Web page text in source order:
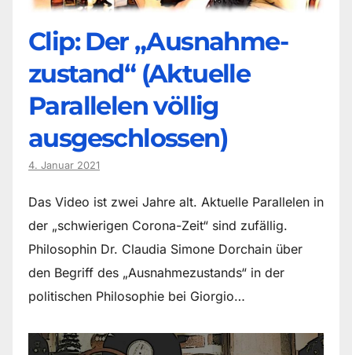
Clip: Der „Ausnahme-
zustand“ (Aktuelle
Parallelen völlig
ausgeschlossen)
4. Januar 2021
Das Video ist zwei Jahre alt. Aktuelle Parallelen in
der „schwierigen Corona-Zeit“ sind zufällig.
Philosophin Dr. Claudia Simone Dorchain über
den Begriff des „Ausnahmezustands“ in der
politischen Philosophie bei Giorgio…